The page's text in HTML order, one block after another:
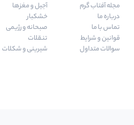
مجله آفتاب گرم
درباره ما
تماس با ما
قوانین و شرایط
سوالات متداول
آجیل و مغزها
خشکبار
صبحانه و رژیمی
تنقلات
شیرینی و شکلات